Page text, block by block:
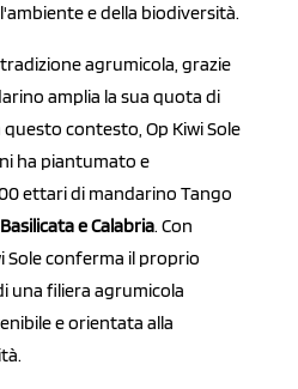
e della biodiversità.
agrumicola, grazie
amplia la sua quota di
contesto, Op Kiwi Sole
ha piantumato e
ettari di mandarino Tango
e Calabria. Con
conferma il proprio
una filiera agrumicola
e orientata alla